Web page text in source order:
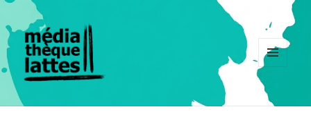
MENU
WIDGETS